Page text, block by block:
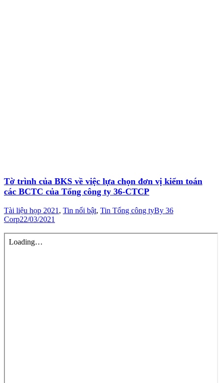
Tờ trình của BKS về việc lựa chọn đơn vị kiểm toán
các BCTC của Tổng công ty 36-CTCP
Tài liệu họp 2021 , Tin nổi bật, Tin Tổng công tyBy 36
Corp22/03/2021